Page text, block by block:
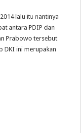
lalu itu nantinya
antara PDIP dan
Prabowo tersebut
DKI ini merupakan